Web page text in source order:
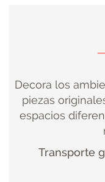
DECOBODAS
RECUPERADO
Decora los
piezas
espacios
Transporte